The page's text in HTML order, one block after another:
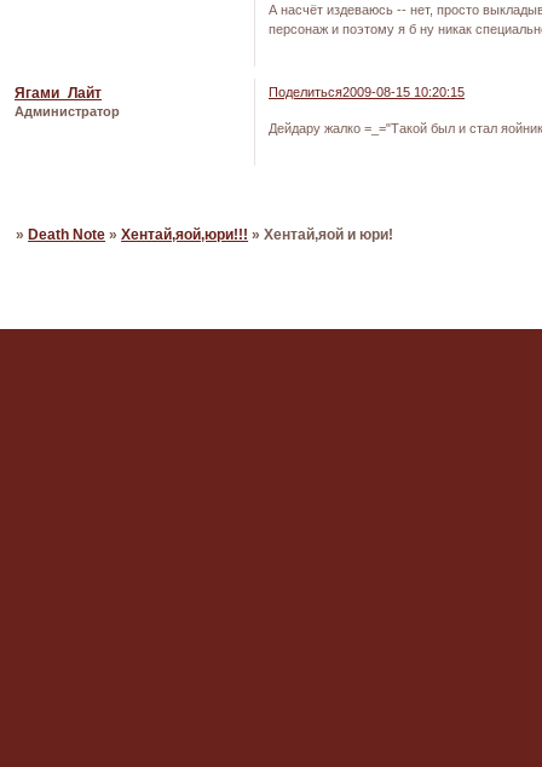
А насчёт издеваюсь -- нет, просто
персонаж и поэтому я б ну никак
Поделиться2009-08-15 10:20:15
Ягами_Лайт
Администратор
Дейдару жалко =_="Такой был и стал
» Death Note »Хентай,яой,юри!!! »Хентай,яой и юри!